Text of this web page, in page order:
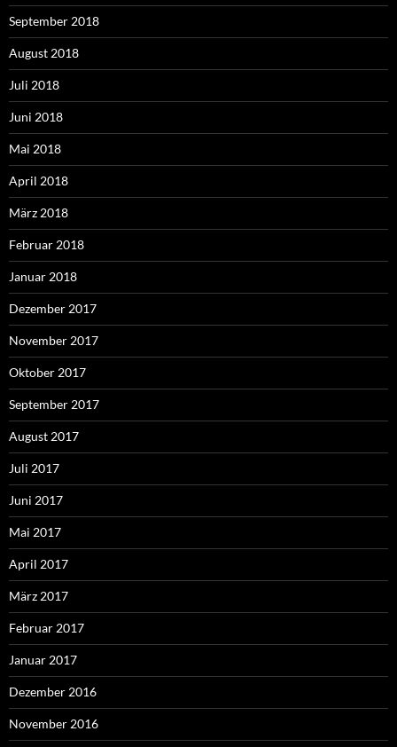
September 2018
August 2018
Juli 2018
Juni 2018
Mai 2018
April 2018
März 2018
Februar 2018
Januar 2018
Dezember 2017
November 2017
Oktober 2017
September 2017
August 2017
Juli 2017
Juni 2017
Mai 2017
April 2017
März 2017
Februar 2017
Januar 2017
Dezember 2016
November 2016